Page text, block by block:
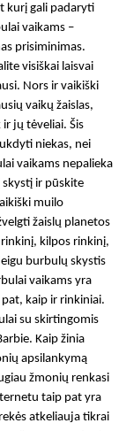
kurį gali padaryti
vaikams –
prisiminimas.
visiškai laisvai
Nors ir vaikiški
vaikų žaislas,
jų tėveliai. Šis
niekas, nei
vaikams nepalieka
skystį ir pūskite
muilo
žaislų planetos
kilpos rinkinį,
burbulų skystis
vaikams yra
kaip ir rinkiniai.
su skirtingomis
Kaip žinia
apsilankymą
žmonių renkasi
taip pat yra
atkeliauja tikrai